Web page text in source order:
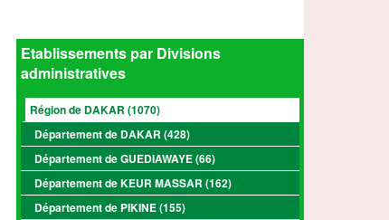
Etablissements par Divisions
administratives
Région de DAKAR (1070)
Département de DAKAR (428)
Département de GUEDIAWAYE (66)
Département de KEUR MASSAR (162)
Département de PIKINE (155)